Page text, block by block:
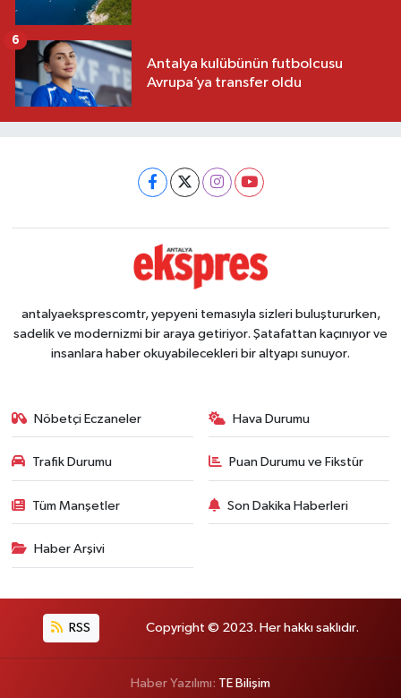
Antalya kulübünün futbolcusu
Avrupa’ya transfer oldu
6
antalyaeksprescomtr, yepyeni temasıyla sizleri buluştururken,
sadelik ve modernizmi bir araya getiriyor. Şatafattan kaçınıyor ve
insanlara haber okuyabilecekleri bir altyapı sunuyor.
Nöbetçi Eczaneler Hava Durumu
Trafik Durumu Puan Durumu ve Fikstür
Tüm Manşetler Son Dakika Haberleri
Haber Arşivi
RSS Copyright © 2023. Her hakkı saklıdır.
Haber Yazılımı: TE Bilişim